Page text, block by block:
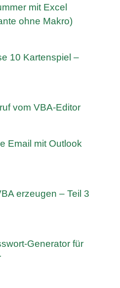
mit Excel
ohne Makro)
10 Kartenspiel –
vom VBA-Editor
Email mit Outlook
erzeugen – Teil 3
Generator für